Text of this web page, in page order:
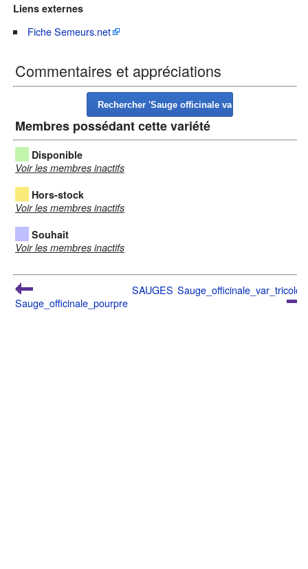
Liens externes
Fiche Semeurs.net
Commentaires et appréciations
Membres possédant cette variété
Disponible
Voir les membres inactifs
Hors-stock
Voir les membres inactifs
Souhait
Voir les membres inactifs
Sauge_officinale_pourpre
SAUGES Sauge_officinale_var_tricolor